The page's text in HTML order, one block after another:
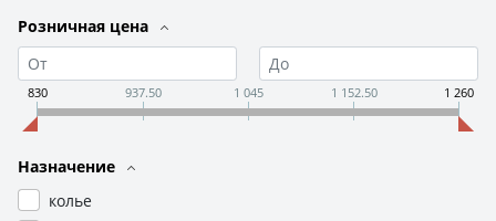
Розничная цена
830 937.50 1 045 1 152.50 1 260
Назначение
колье